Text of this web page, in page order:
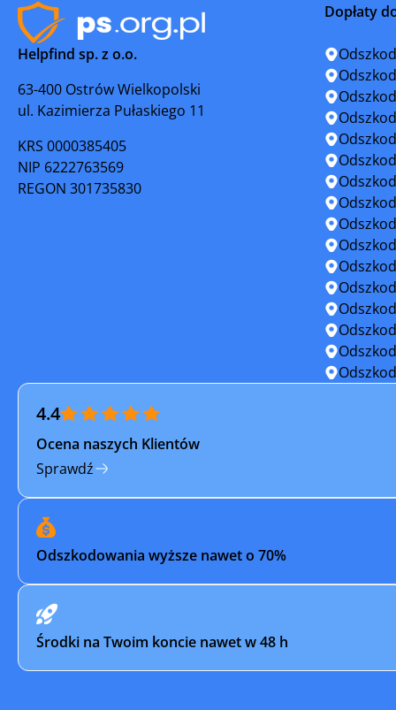
Sędziszów
Stąporków Stopnica
Szydłów Wąchock
Helpfind sp. z o.o.
63-400 Ostrów Wielkopolski
ul. Kazimierza Pułaskiego 11
KRS 0000385405
NIP 6222763569
REGON 301735830
Dopłaty
4.4
Ocena naszych Klientów
Sprawdź
Odszkodowania wyższe nawet o 70%
Środki na Twoim koncie nawet w 48 h